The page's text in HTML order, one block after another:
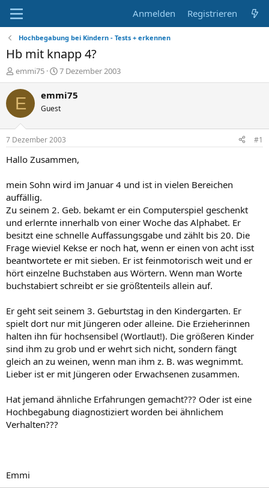
Anmelden Registrieren
Hochbegabung bei Kindern - Tests + erkennen
Hb mit knapp 4?
E
r
s
l
e
r
emmi75
E
r
s
e
l
t
a
7 Dezember 2003
E emmi75
Guest
7 Dezember 2003 #1
Hallo Zusammen,
mein Sohn wird im Januar 4 und ist in vielen Bereichen
auffällig.
Zu seinem 2. Geb. bekamt er ein Computerspiel geschenkt
und erlernte innerhalb von einer Woche das Alphabet. Er
besitzt eine schnelle Auffassungsgabe und zählt bis 20. Die
Frage wieviel Kekse er noch hat, wenn er einen von acht isst
beantwortete er mit sieben. Er ist feinmotorisch weit und er
hört einzelne Buchstaben aus Wörtern. Wenn man Worte
buchstabiert schreibt er sie größtenteils allein auf.
Er geht seit seinem 3. Geburtstag in den Kindergarten. Er
spielt dort nur mit Jüngeren oder alleine. Die Erzieherinnen
halten ihn für hochsensibel (Wortlaut!). Die größeren Kinder
sind ihm zu grob und er wehrt sich nicht, sondern fängt
gleich an zu weinen, wenn man ihm z. B. was wegnimmt.
Lieber ist er mit Jüngeren oder Erwachsenen zusammen.
Hat jemand ähnliche Erfahrungen gemacht??? Oder ist eine
Hochbegabung diagnostiziert worden bei ähnlichem
Verhalten???
Emmi